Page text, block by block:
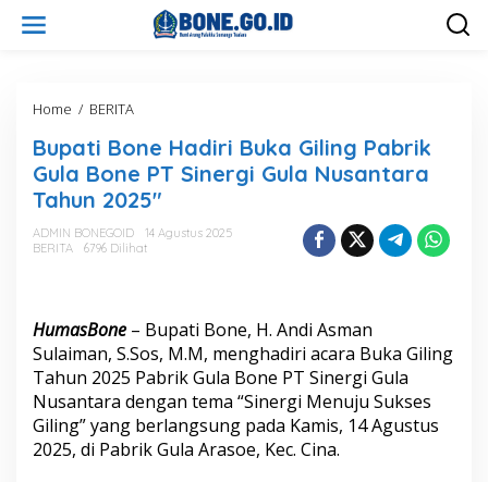
Home / BERITA
p
a
t
i
o
d
i
r
i
B
u
k
Bupati Bone Hadiri Buka Giling Pabrik
Gula Bone PT Sinergi Gula Nusantara
Tahun 2025″
ADMIN BONEGOID
14 Agustus 2025
BERITA
6796 Dilihat
HumasBone – Bupati Bone, H. Andi Asman
Sulaiman, S.Sos, M.M, menghadiri acara Buka Giling
Tahun 2025 Pabrik Gula Bone PT Sinergi Gula
Nusantara dengan tema “Sinergi Menuju Sukses
Giling” yang berlangsung pada Kamis, 14 Agustus
2025, di Pabrik Gula Arasoe, Kec. Cina.